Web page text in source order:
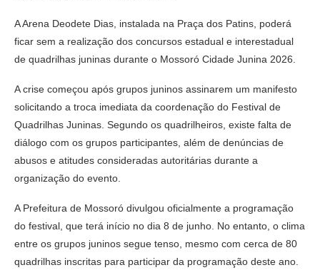
A Arena Deodete Dias, instalada na Praça dos Patins, poderá
ficar sem a realização dos concursos estadual e interestadual
de quadrilhas juninas durante o Mossoró Cidade Junina 2026.
A crise começou após grupos juninos assinarem um manifesto
solicitando a troca imediata da coordenação do Festival de
Quadrilhas Juninas. Segundo os quadrilheiros, existe falta de
diálogo com os grupos participantes, além de denúncias de
abusos e atitudes consideradas autoritárias durante a
organização do evento.
A Prefeitura de Mossoró divulgou oficialmente a programação
do festival, que terá início no dia 8 de junho. No entanto, o clima
entre os grupos juninos segue tenso, mesmo com cerca de 80
quadrilhas inscritas para participar da programação deste ano.